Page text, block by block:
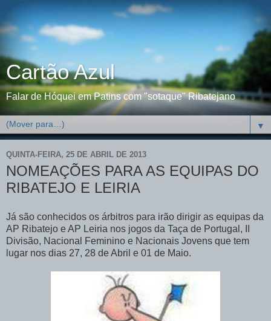
Cartão Azul
Falar de Hóquei em Patins com "sotaque" Ribatejano
▼
QUINTA-FEIRA, 25 DE ABRIL DE 2013
NOMEAÇÕES PARA AS EQUIPAS DO
RIBATEJO E LEIRIA
Já são conhecidos os árbitros para irão dirigir as equipas da
AP Ribatejo e AP Leiria nos jogos da Taça de Portugal, II
Divisão, Nacional Feminino e Nacionais Jovens que tem
lugar nos dias 27, 28 de Abril e 01 de Maio.